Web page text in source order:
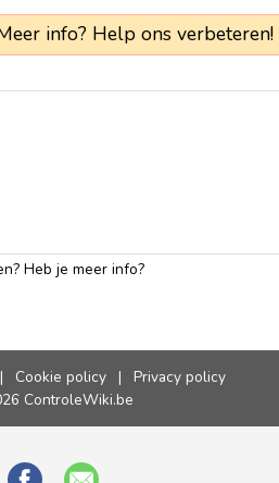
info? Help ons verbeteren!
Heb je meer info?
| Cookie policy |
Privacy policy
ControleWiki.be